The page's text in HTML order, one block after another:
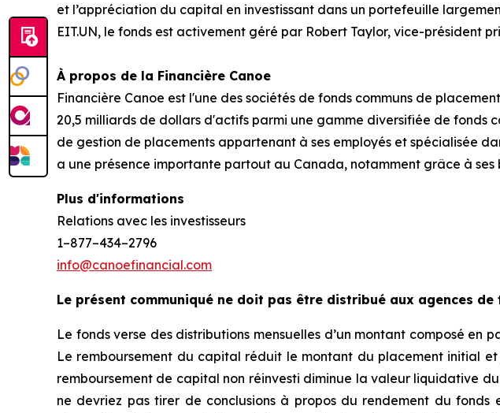
et l’appréciation du capital en investissant dans un portefeuille
EIT.UN, le fonds est activement géré par Robert Taylor, vice-président
À propos de la Financière Canoe
Financière Canoe est l'une des sociétés de fonds communs de
20,5 milliards de dollars d'actifs parmi une gamme diversifiée de fonds
de gestion de placements appartenant à ses employés et spécialisée
a une présence importante partout au Canada, notamment grâce à
Plus d'informations
Relations avec les investisseurs
1–877–434–2796
info@canoefinancial.com
Le présent communiqué ne doit pas être distribué aux agences
Le fonds verse des distributions mensuelles d’un montant composé
Le remboursement du capital réduit le montant du placement initial
remboursement de capital non réinvesti diminue la valeur liquidative
ne devriez pas tirer de conclusions à propos du rendement du